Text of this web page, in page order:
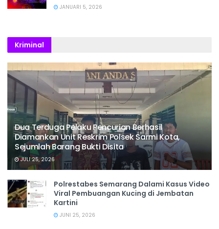
JANUARI 5, 2026
Kriminal
Dua Terduga Pelaku Pencurian Berhasil
Diamankan Unit Reskrim Polsek Sarmi Kota,
Sejumlah Barang Bukti Disita
JULI 25, 2026
Polrestabes Semarang Dalami Kasus Video
Viral Pembuangan Kucing di Jembatan
Kartini
JUNI 25, 2026